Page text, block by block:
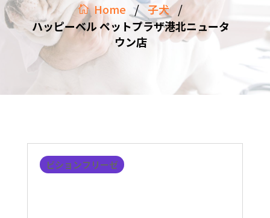
Home / 子犬 /
ハッピーベル ペットプラザ港北ニュータ
ウン店
ビションフリーゼ